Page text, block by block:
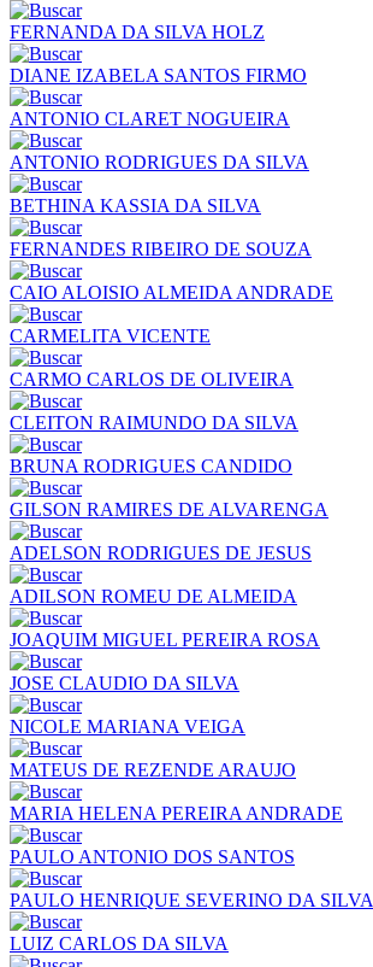
FERNANDA DA SILVA HOLZ
DIANE IZABELA SANTOS FIRMO
ANTONIO CLARET NOGUEIRA
ANTONIO RODRIGUES DA SILVA
BETHINA KASSIA DA SILVA
FERNANDES RIBEIRO DE SOUZA
CAIO ALOISIO ALMEIDA ANDRADE
CARMELITA VICENTE
CARMO CARLOS DE OLIVEIRA
CLEITON RAIMUNDO DA SILVA
BRUNA RODRIGUES CANDIDO
GILSON RAMIRES DE ALVARENGA
ADELSON RODRIGUES DE JESUS
ADILSON ROMEU DE ALMEIDA
JOAQUIM MIGUEL PEREIRA ROSA
JOSE CLAUDIO DA SILVA
NICOLE MARIANA VEIGA
MATEUS DE REZENDE ARAUJO
MARIA HELENA PEREIRA ANDRADE
PAULO ANTONIO DOS SANTOS
PAULO HENRIQUE SEVERINO DA SILVA
LUIZ CARLOS DA SILVA